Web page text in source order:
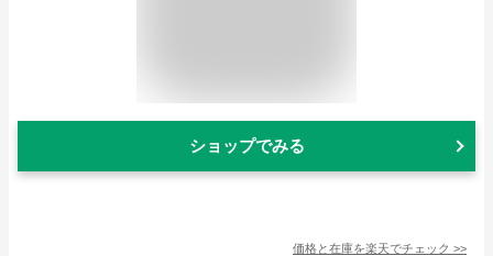
ショップでみる
価格と在庫を楽天でチェック >>